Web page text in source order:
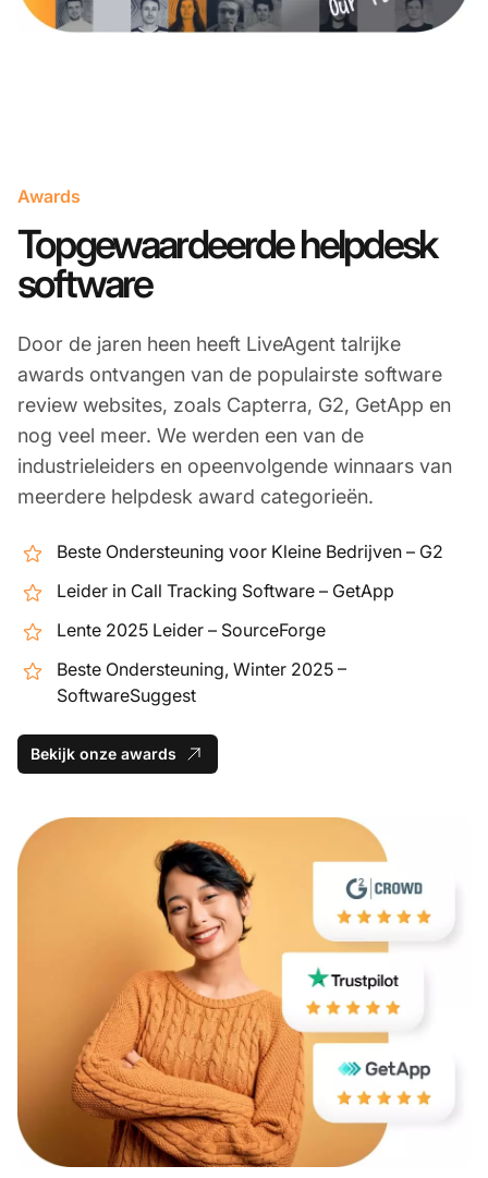
Awards
Topgewaardeerde helpdesk
software
Door de jaren heen heeft LiveAgent talrijke
awards ontvangen van de populairste software
review websites, zoals Capterra, G2, GetApp en
nog veel meer. We werden een van de
industrieleiders en opeenvolgende winnaars van
meerdere helpdesk award categorieën.
Beste Ondersteuning voor Kleine Bedrijven – G2
Leider in Call Tracking Software – GetApp
Lente 2025 Leider – SourceForge
Beste Ondersteuning, Winter 2025 –
SoftwareSuggest
Bekijk onze awards